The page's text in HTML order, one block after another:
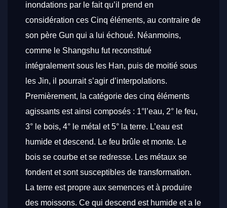
inondations par le fait qu’il prend en
considération ces Cinq éléments, au contraire de
son père Gun qui a lui échoué. Néanmoins,
comme le Shangshu fut reconstitué
intégralement sous les Han, puis de moitié sous
les Jin, il pourrait s’agir d’interpolations.
Premièrement, la catégorie des cinq éléments
agissants est ainsi composés : 1°l’eau, 2° le feu,
3° le bois, 4° le métal et 5° la terre. L’eau est
humide et descend. Le feu brûle et monte. Le
bois se courbe et se redresse. Les métaux se
fondent et sont susceptibles de transformation.
La terre est propre aux semences et à produire
des moissons. Ce qui descend est humide et a le